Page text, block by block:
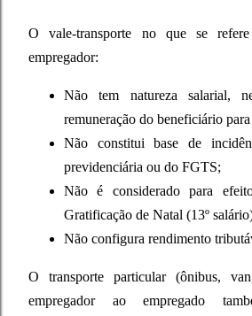
O vale-transporte no que se
empregador:
Não tem natureza salarial,
remuneração do beneficiário
Não constitui base de
previdenciária ou do FGTS;
Não é considerado para
Gratificação de Natal (13º
Não configura rendimento
O transporte particular (ônibus,
empregador ao empregado